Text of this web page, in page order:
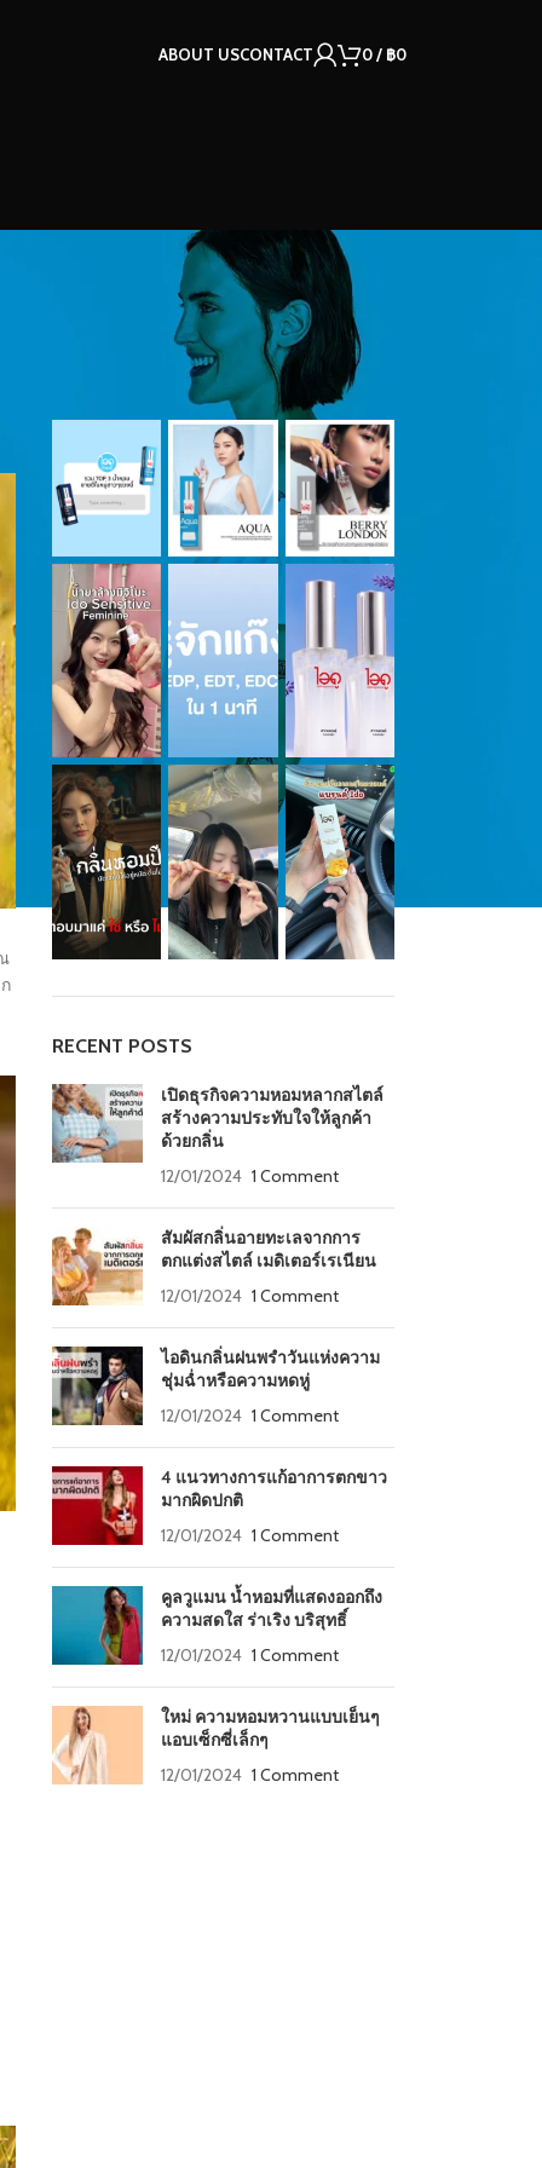
ABOUT USCONTACT 0/ ฿0
OUR INSTAGRAM
RECENT POSTS
เปิดธุรกิจความหอมหลากสไตล์
สร้างความประทับใจให้ลูกค้า
ด้วยกลิ่น
12/01/2024 1 Comment
สัมผัสกลิ่นอายทะเลจากการ
ตกแต่งสไตล์ เมดิเตอร์เรเนียน
12/01/2024 1 Comment
ไอดินกลิ่นฝนพรำวันแห่งความ
ชุ่มฉ่ำหรือความหดหู่
12/01/2024 1 Comment
4 แนวทางการแก้อาการตกขาว
มากผิดปกติ
12/01/2024 1 Comment
คูลวูแมน น้ำหอมที่แสดงออกถึง
ความสดใส ร่าเริง บริสุทธิ์
12/01/2024 1 Comment
ใหม่ ความหอมหวานแบบเย็นๆ
แอบเซ็กซี่เล็กๆ
12/01/2024 1 Comment